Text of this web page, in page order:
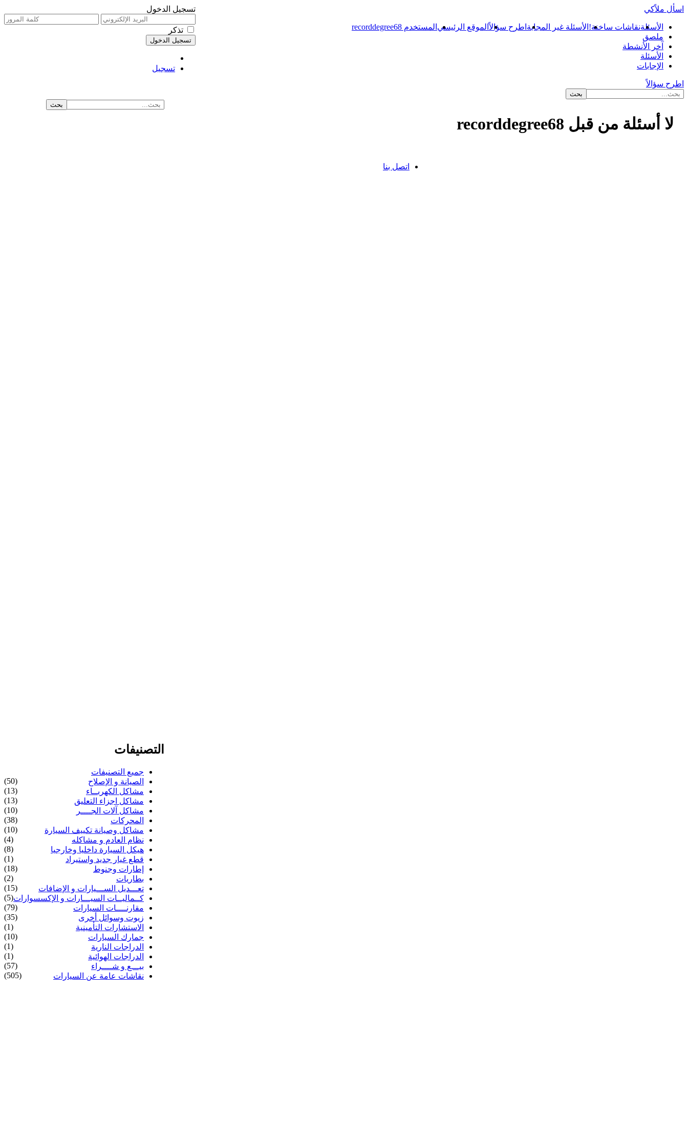
تسجيل الدخول
تذكر
تسجيل
اسأل ملاًكي
الأسئلةنقاشات ساخنة! الأسئلة غير المجابة اطرح سؤالاًالموقع الرئيسي المستخدم recorddegree68
ملصق
آخر الأنشطة
الأسئلة
الإجابات
اطرح سؤالاً
لا أسئلة من قبل recorddegree68
التصنيفات
جميع التصنيفات
الصيانة و الإصلاح
(50)
مشاكل الكهربــاء
(13)
مشاكل اجزاء التعليق
(13)
مشاكل آلات الجــــر
(10)
المحركات
(38)
مشاكل وصيانة تكييف السيارة
(10)
نظام العادم و مشاكله
(4)
هيكل السيارة داخليا وخارجيا
(8)
قطع غيار جديد واستيراد
(1)
إطارات وجنوط
(18)
بطاريات
(2)
تعـــديل الســـيارات و الإضافات
(15)
كــماليــات السيـــارات و الإكسسوارات(5)
مقارنــــات السيارات
(79)
زيوت وسوائل أخرى
(35)
الاستشارات التأمينية
(1)
جمارك السيارات
(10)
الدراجات النارية
(1)
الدراجات الهوائية
(1)
بيـــع و شــــراء
(57)
نقاشات عامة عن السيارات
(505)
اتصل بنا